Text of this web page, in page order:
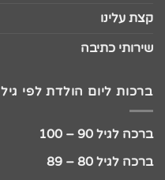
קצת עלינו
שירותי כתיבה
ברכות ליום הולדת לפי גיל
ברכה לגיל 90 – 100
ברכה לגיל 80 – 89